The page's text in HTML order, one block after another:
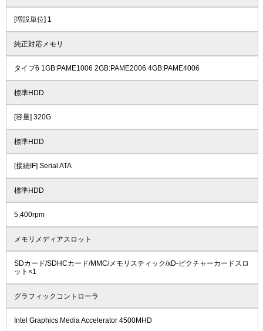
[増設単位] 1
純正対応メモリ
タイプ6 1GB:PAME1006 2GB:PAME2006 4GB:PAME4006
標準HDD
[容量] 320G
標準HDD
[接続IF] Serial ATA
標準HDD
5,400rpm
メモリメディアスロット
SDカード/SDHCカード/MMC/メモリスティック/xD-ピクチャーカードスロ
ット×1
グラフィックコントローラ
Intel Graphics Media Accelerator 4500MHD